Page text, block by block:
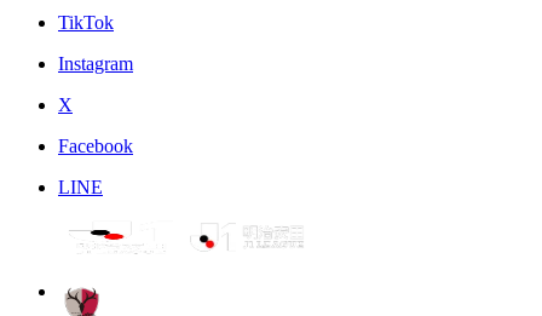
TikTok
Instagram
X
Facebook
LINE